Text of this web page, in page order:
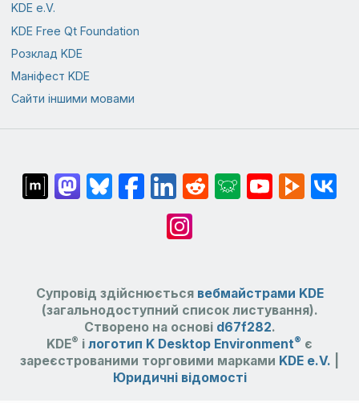
KDE e.V.
KDE Free Qt Foundation
Розклад KDE
Маніфест KDE
Сайти іншими мовами
Супровід здійснюється вебмайстрами KDE
(загальнодоступний список листування).
Створено на основі d67f282.
KDE® і логотип K Desktop Environment® є
зареєстрованими торговими марками KDE e.V.
Юридичні відомості